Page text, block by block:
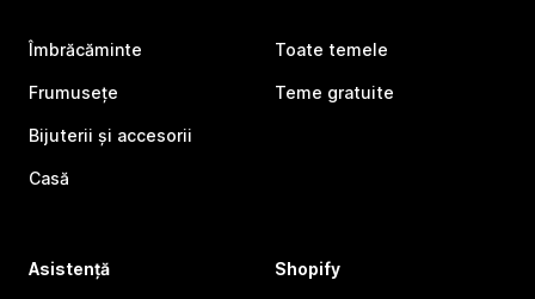
Îmbrăcăminte
Frumusețe
Bijuterii și accesorii
Casă
Toate temele
Teme gratuite
Asistență Shopify